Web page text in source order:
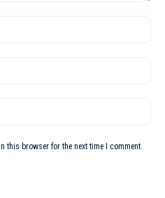
this browser for the next time I comment.